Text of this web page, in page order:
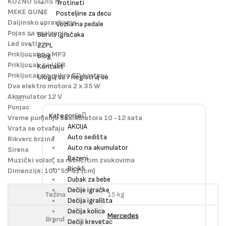
Trotineti
Posteljine za decu
Vozila na pedale
Servis Igračaka
ZZPL
Blog
Kontakt
Uloguj se / Registruj se
Kategorije
AKCIJA
Auto sedišta
Auto na akumulator
Bazeni
Bicikli
Dubak za bebe
Dečije igračke
Dečija igrališta
Dečija kolica
Dečiji krevetac
MEKE GUME
Daljinsko upravljanje
Pojas za vezivanje.
Led svetla.
Prikljucak za MP3
Prikljucak za USB
Prikljucak za mikro SD karticu
Dva elektro motora 2 x 35 W
Akumulator 12 V
Punjac
Vreme punjenja akumulatora 10 -12 sata
Vrata se otvaraju
Rikverc brzina
Sirena
Muzički volan, sa različitim zvukovima
Dimenzije: 100*55*41 (cm)
Težina 15 kg
Brend Mercedes